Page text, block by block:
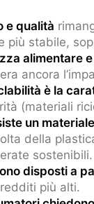
e qualità
più stabile,
alimentare
ancora
è la
(materiali
un
della
sostenibili.
disposti a
più alti.